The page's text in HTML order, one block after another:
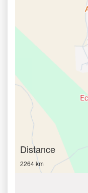
Distance
2264 km